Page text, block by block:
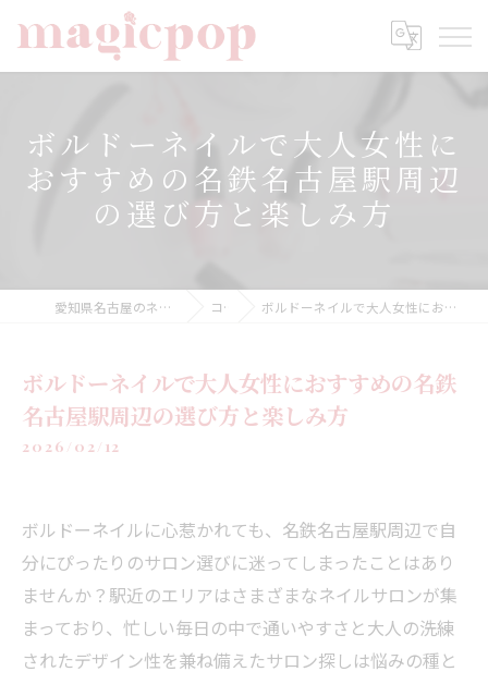
ボルドーネイルで大人女性に
おすすめの名鉄名古屋駅周辺
の選び方と楽しみ方
愛知県名古屋のネイルならnailsalon magicpop コラム ボルドーネイルで大人女性におすすめの名鉄名古屋駅周辺の選び方と楽しみ方
ボルドーネイルで大人女性におすすめの名鉄
名古屋駅周辺の選び方と楽しみ方
2026/02/12
ボルドーネイルに心惹かれても、名鉄名古屋駅周辺で自
分にぴったりのサロン選びに迷ってしまったことはあり
ませんか？駅近のエリアはさまざまなネイルサロンが集
まっており、忙しい毎日の中で通いやすさと大人の洗練
されたデザイン性を兼ね備えたサロン探しは悩みの種と